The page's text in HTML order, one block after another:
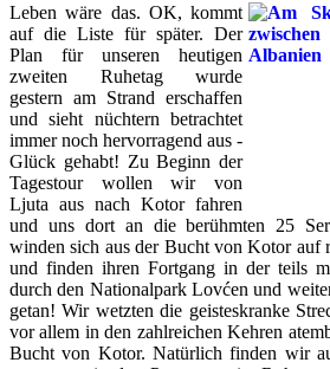
Leben wäre das. OK, kommt
auf die Liste für später. Der
Plan für unseren heutigen
zweiten Ruhetag wurde
gestern am Strand erschaffen
und sieht nüchtern betrachtet
immer noch hervorragend aus -
Glück gehabt! Zu Beginn der
Tagestour wollen wir von
Ljuta aus nach Kotor fahren
und uns dort an die berühmten 25
winden sich aus der Bucht von Kotor auf
und finden ihren Fortgang in der teils
durch den Nationalpark Lovćen und
getan! Wir wetzten die geisteskranke
vor allem in den zahlreichen Kehren
Bucht von Kotor. Natürlich finden wir